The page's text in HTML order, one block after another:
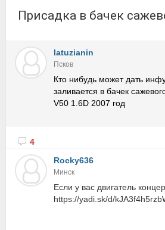
Присадка в бачек
latuzianin
Псков
Кто нибудь может дать
заливается в бачек
V50 1.6D 2007 год
4
Rocky636
Минск
Если у вас двигатель
https://yadi.sk/d/